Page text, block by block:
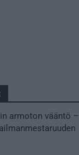
armoton vääntö –